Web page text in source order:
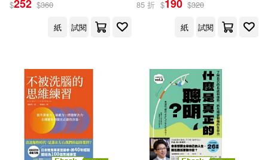
$252 $360
紙
試閱
85 折 $190 $320
紙
試閱